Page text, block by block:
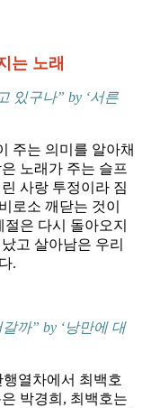
는 노래
있구나” by ‘서른
주는 의미를 알아채
노래가 주는 슬프
사랑 투정이라 짐
로소 깨닫는 것이
은 다시 돌아오지
고 살아남은 우리
.
까” by ‘낭만에 대
행열차에서 최백호
박경희, 최백호는